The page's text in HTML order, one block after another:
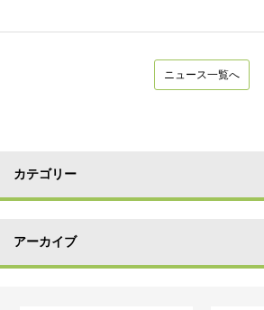
ニュース一覧へ
カテゴリー
アーカイブ